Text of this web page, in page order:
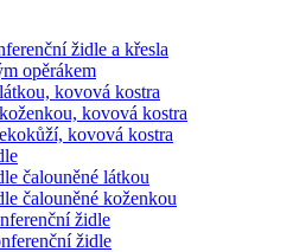
židle a křesla
opěrákem
kovová kostra
kovová kostra
kovová kostra
čalouněné látkou
čalouněné koženkou
židle
židle